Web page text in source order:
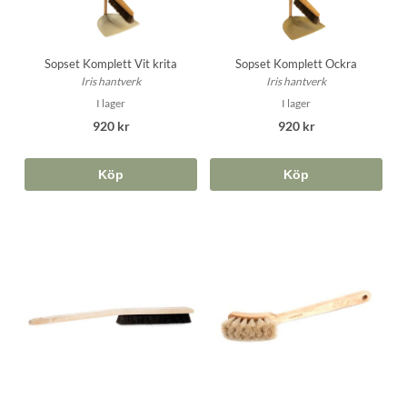
Sopset Komplett Vit krita
Iris hantverk
I lager
920 kr
Köp
Sopset Komplett Ockra
Iris hantverk
I lager
920 kr
Köp